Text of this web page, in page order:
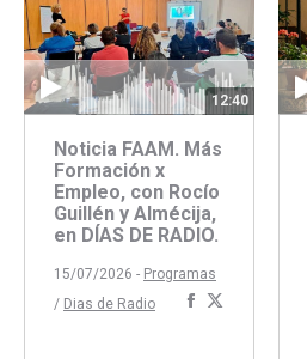
12:40
Noticia FAAM. Más
Formación x
Empleo, con Rocío
Guillén y Almécija,
en DÍAS DE RADIO.
15/07/2026 - Programas
/ Dias de Radio
Compartir